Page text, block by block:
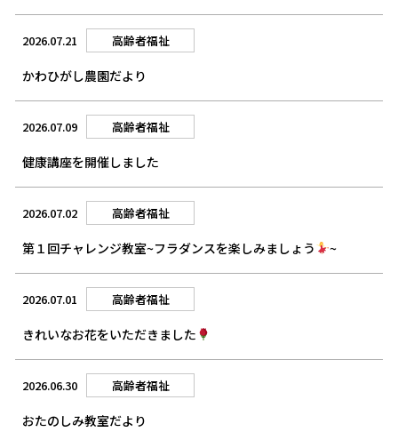
2026.07.21 高齢者福祉
かわひがし農園だより
2026.07.09 高齢者福祉
健康講座を開催しました
2026.07.02 高齢者福祉
第１回チャレンジ教室~フラダンスを楽しみましょう ~
2026.07.01 高齢者福祉
きれいなお花をいただきました
2026.06.30 高齢者福祉
おたのしみ教室だより